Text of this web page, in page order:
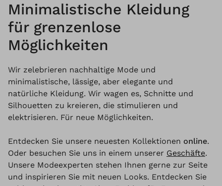
Minimalistische Kleidung
für grenzenlose
Möglichkeiten
Wir zelebrieren nachhaltige Mode und
minimalistische, lässige, aber elegante und
natürliche Kleidung. Wir wagen es, Schnitte und
Silhouetten zu kreieren, die stimulieren und
elektrisieren. Für neue Möglichkeiten.
Entdecken Sie unsere neuesten Kollektionen online.
Oder besuchen Sie uns in einem unserer Geschäfte.
Unsere Modeexperten stehen Ihnen gerne zur Seite
und inspirieren Sie mit neuen Looks. Entdecken Sie